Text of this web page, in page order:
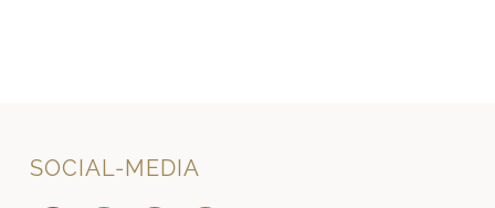
SOCIAL-MEDIA